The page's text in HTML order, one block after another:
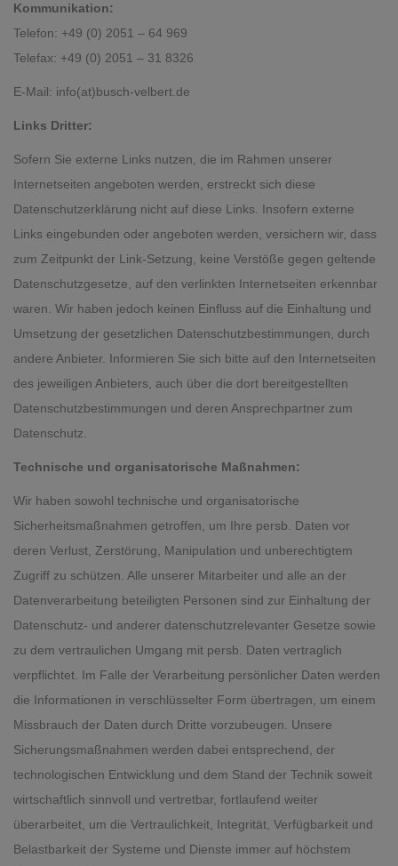
Kommunikation:
Telefon: +49 (0) 2051 – 64 969
Telefax: +49 (0) 2051 – 31 8326
E-Mail: info(at)busch-velbert.de
Links Dritter:
Sofern Sie externe Links nutzen, die im Rahmen unserer
Internetseiten angeboten werden, erstreckt sich diese
Datenschutzerklärung nicht auf diese Links. Insofern externe
Links eingebunden oder angeboten werden, versichern wir, dass
zum Zeitpunkt der Link-Setzung, keine Verstöße gegen geltende
Datenschutzgesetze, auf den verlinkten Internetseiten erkennbar
waren. Wir haben jedoch keinen Einfluss auf die Einhaltung und
Umsetzung der gesetzlichen Datenschutzbestimmungen, durch
andere Anbieter. Informieren Sie sich bitte auf den Internetseiten
des jeweiligen Anbieters, auch über die dort bereitgestellten
Datenschutzbestimmungen und deren Ansprechpartner zum
Datenschutz.
Technische und organisatorische Maßnahmen:
Wir haben sowohl technische und organisatorische
Sicherheitsmaßnahmen getroffen, um Ihre persb. Daten vor
deren Verlust, Zerstörung, Manipulation und unberechtigtem
Zugriff zu schützen. Alle unserer Mitarbeiter und alle an der
Datenverarbeitung beteiligten Personen sind zur Einhaltung der
Datenschutz- und anderer datenschutzrelevanter Gesetze sowie
zu dem vertraulichen Umgang mit persb. Daten vertraglich
verpflichtet. Im Falle der Verarbeitung persönlicher Daten werden
die Informationen in verschlüsselter Form übertragen, um einem
Missbrauch der Daten durch Dritte vorzubeugen. Unsere
Sicherungsmaßnahmen werden dabei entsprechend, der
technologischen Entwicklung und dem Stand der Technik soweit
wirtschaftlich sinnvoll und vertretbar, fortlaufend weiter
überarbeitet, um die Vertraulichkeit, Integrität, Verfügbarkeit und
Belastbarkeit der Systeme und Dienste immer auf höchstem